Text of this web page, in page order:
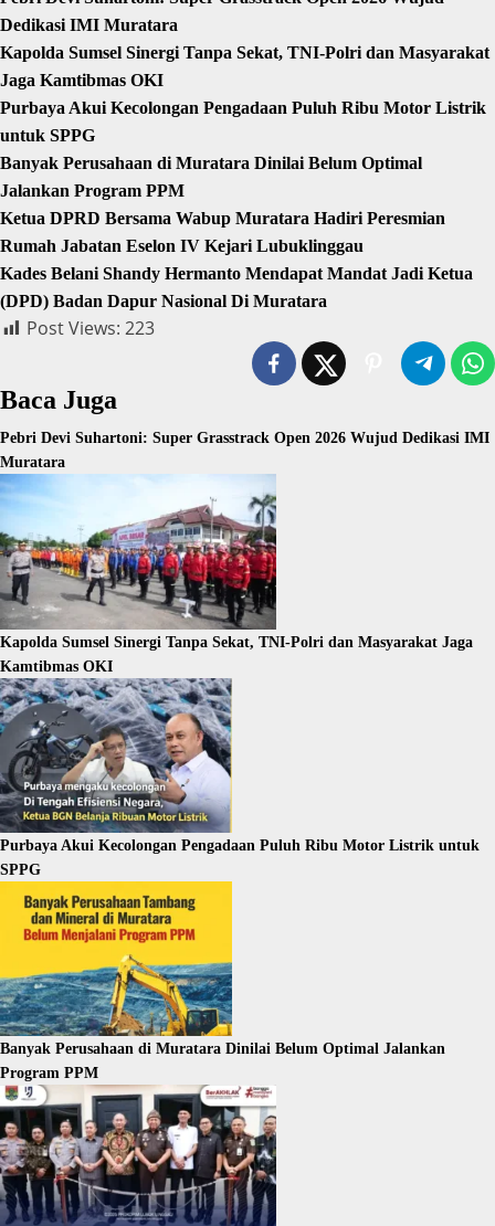
Dedikasi IMI Muratara
Kapolda Sumsel Sinergi Tanpa Sekat, TNI-Polri dan Masyarakat
Jaga Kamtibmas OKI
Purbaya Akui Kecolongan Pengadaan Puluh Ribu Motor Listrik
untuk SPPG
Banyak Perusahaan di Muratara Dinilai Belum Optimal
Jalankan Program PPM
Ketua DPRD Bersama Wabup Muratara Hadiri Peresmian
Rumah Jabatan Eselon IV Kejari Lubuklinggau
Kades Belani Shandy Hermanto Mendapat Mandat Jadi Ketua
(DPD) Badan Dapur Nasional Di Muratara
Post Views: 223
Baca Juga
Pebri Devi Suhartoni: Super Grasstrack Open 2026 Wujud Dedikasi IMI
Muratara
Kapolda Sumsel Sinergi Tanpa Sekat, TNI-Polri dan Masyarakat Jaga
Kamtibmas OKI
Purbaya Akui Kecolongan Pengadaan Puluh Ribu Motor Listrik untuk
SPPG
Banyak Perusahaan di Muratara Dinilai Belum Optimal Jalankan
Program PPM